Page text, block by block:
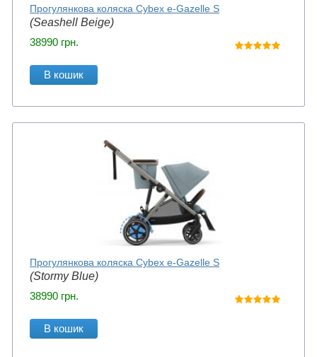
Прогулянкова коляска Cybex e-Gazelle S
(Seashell Beige)
38990 грн.
В кошик
Прогулянкова коляска Cybex e-Gazelle S
(Stormy Blue)
38990 грн.
В кошик